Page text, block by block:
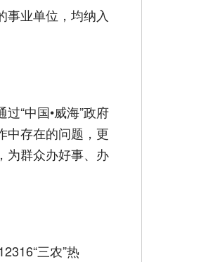
业单位，均纳入
“中国•威海”政府
中存在的问题，更
为群众办好事、办
三农”热